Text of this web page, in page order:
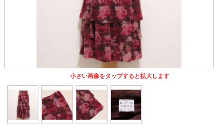
小さい画像をタップすると拡大します